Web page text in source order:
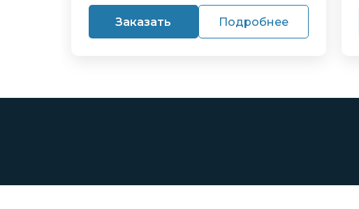
Заказать Подробнее